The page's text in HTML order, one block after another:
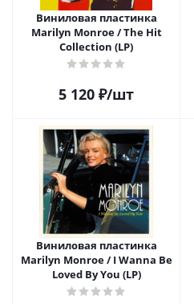
Виниловая пластинка
Marilyn Monroe / The Hit
Collection (LP)
5 120 ₽/шт
Виниловая пластинка
Marilyn Monroe / I Wanna Be
Loved By You (LP)